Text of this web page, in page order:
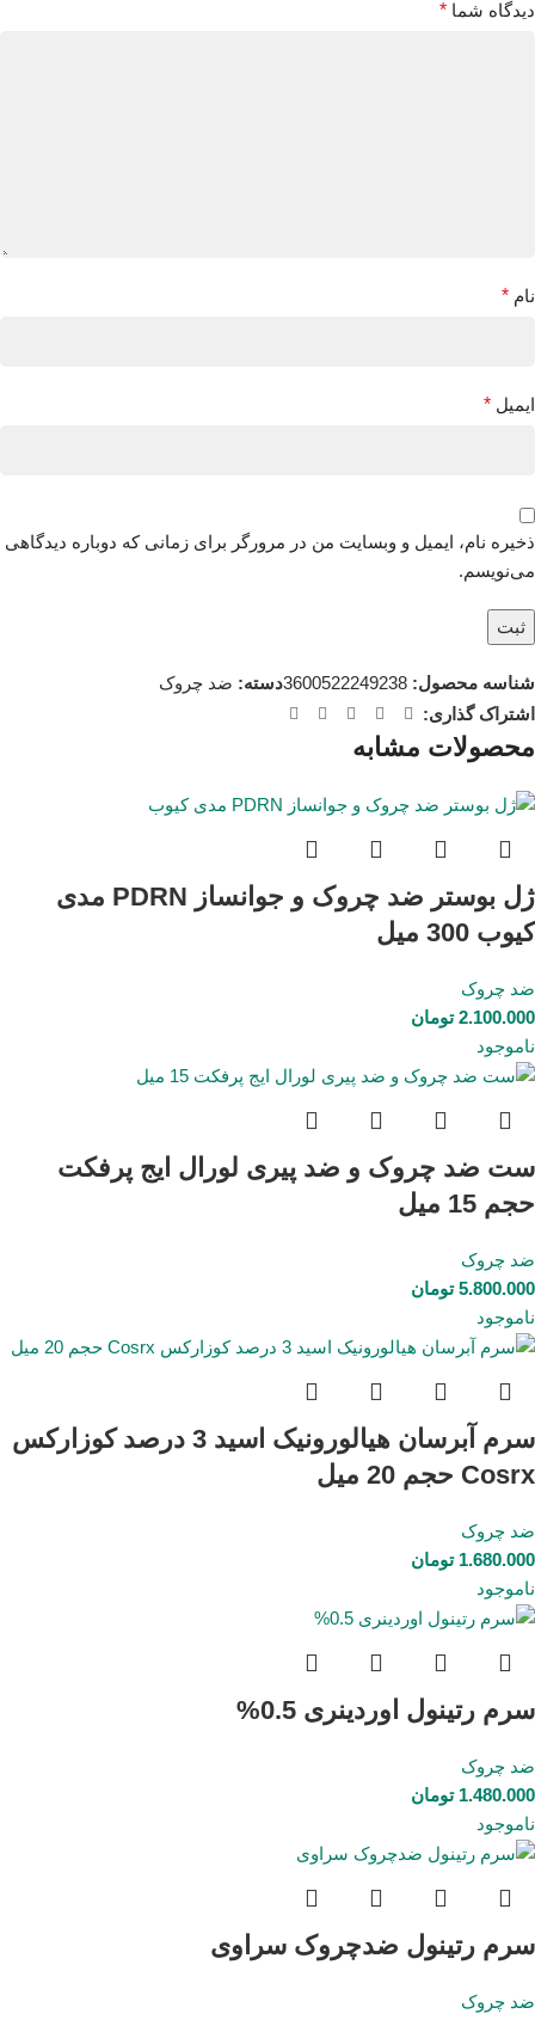
دیدگاه شما *
نام *
ایمیل *
ذخیره نام، ایمیل و وبسایت من در مرورگر برای زمانی که دوباره دیدگاهی
می‌نویسم.
شناسه محصول: 3600522249238دسته: ضد چروک
اشتراک گذاری:
محصولات مشابه
ژل بوستر ضد چروک و جوانساز PDRN مدی
کیوب 300 میل
ضد چروک
2.100.000 تومان
ناموجود
ست ضد چروک و ضد پیری لورال ایج پرفکت
حجم 15 میل
ضد چروک
5.800.000 تومان
ناموجود
سرم آبرسان هیالورونیک اسید 3 درصد کوزارکس
Cosrx حجم 20 میل
ضد چروک
1.680.000 تومان
ناموجود
سرم رتینول اوردینری 0.5%
ضد چروک
1.480.000 تومان
ناموجود
سرم رتینول ضدچروک سراوی
ضد چروک